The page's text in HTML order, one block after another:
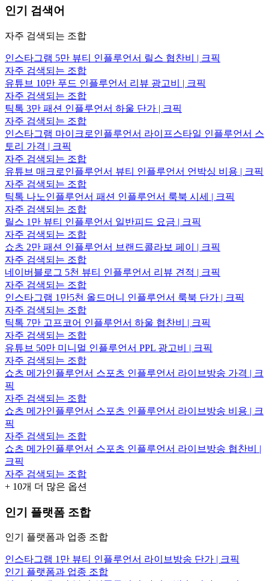
인기 검색어
자주 검색되는 조합
인스타그램 5만 뷰티 인플루언서 릴스 협찬비 | 크픽
자주 검색되는 조합
유튜브 10만 푸드 인플루언서 리뷰 광고비 | 크픽
자주 검색되는 조합
틱톡 3만 패션 인플루언서 하울 단가 | 크픽
자주 검색되는 조합
인스타그램 마이크로인플루언서 라이프스타일 인플루언서 스
토리 가격 | 크픽
자주 검색되는 조합
유튜브 매크로인플루언서 뷰티 인플루언서 언박싱 비용 | 크픽
자주 검색되는 조합
틱톡 나노인플루언서 패션 인플루언서 룩북 시세 | 크픽
자주 검색되는 조합
릴스 1만 뷰티 인플루언서 일반피드 요금 | 크픽
자주 검색되는 조합
쇼츠 2만 패션 인플루언서 브랜드콜라보 페이 | 크픽
자주 검색되는 조합
네이버블로그 5천 뷰티 인플루언서 리뷰 견적 | 크픽
자주 검색되는 조합
인스타그램 1만5천 올드머니 인플루언서 룩북 단가 | 크픽
자주 검색되는 조합
틱톡 7만 고프코어 인플루언서 하울 협찬비 | 크픽
자주 검색되는 조합
유튜브 50만 미니멀 인플루언서 PPL 광고비 | 크픽
자주 검색되는 조합
쇼츠 메가인플루언서 스포츠 인플루언서 라이브방송 가격 | 크
픽
자주 검색되는 조합
쇼츠 메가인플루언서 스포츠 인플루언서 라이브방송 비용 | 크
픽
자주 검색되는 조합
쇼츠 메가인플루언서 스포츠 인플루언서 라이브방송 협찬비 |
크픽
자주 검색되는 조합
+ 10개 더 많은 옵션
인기 플랫폼 조합
인기 플랫폼과 업종 조합
인스타그램 1만 뷰티 인플루언서 라이브방송 단가 | 크픽
인기 플랫폼과 업종 조합